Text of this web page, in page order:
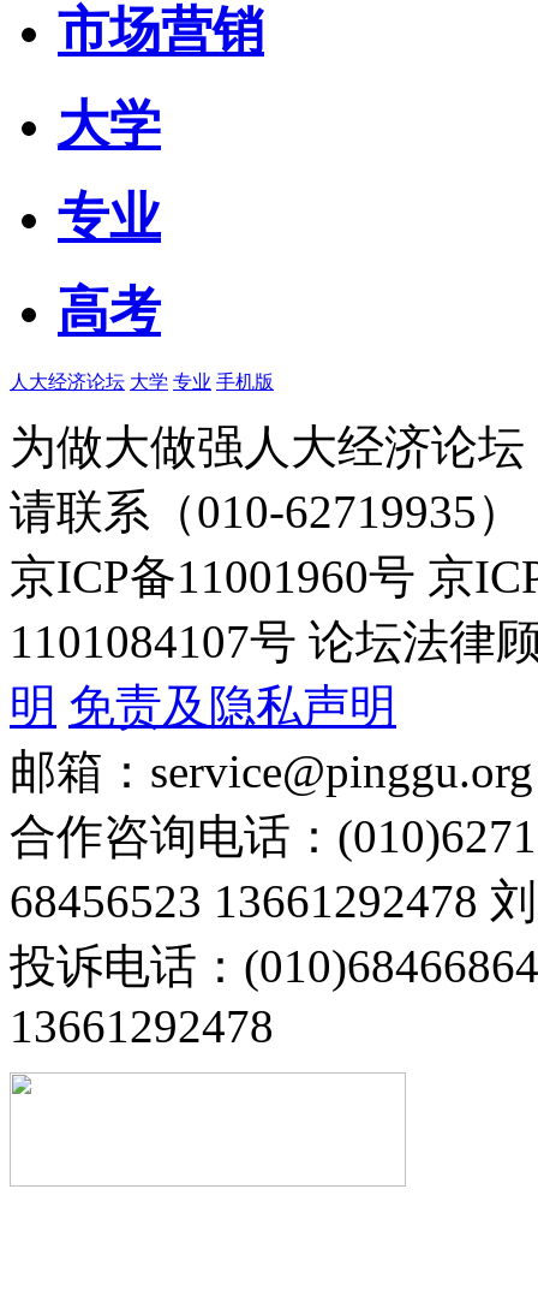
市场营销
大学
专业
高考
人大经济论坛 大学 专业 手机版
为做大做强人大经济论
请联系（010-62719935）
京ICP备11001960号 京
1101084107号 论坛法律
明 免责及隐私声明
邮箱：service@pinggu.org
合作咨询电话：
68456523 13661292478
投诉电话：
13661292478